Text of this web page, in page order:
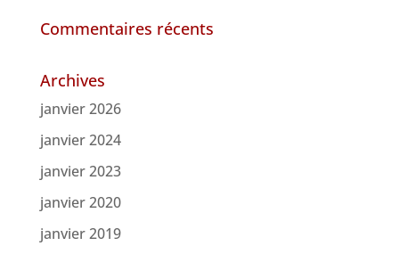
Commentaires récents
Archives
janvier 2026
janvier 2024
janvier 2023
janvier 2020
janvier 2019